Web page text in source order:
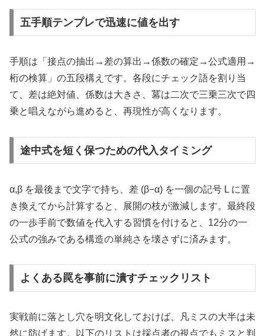
五手順テンプレで迅速に値を出す
手順は「接点の抽出→差の算出→係数の確定→公式適用→
桁の検算」の五段構えです。各段にチェック語を割り当
て、差は絶対値、係数は大きさ、冪は二次で三乗三次で四
乗と唱えながら進めると、再現性が高くなります。
途中式を短く保つための代入タイミング
α,β を最後まで文字で持ち、差 (β−α) を一個の記号 L に置
き換えてから計算すると、展開の枝が激減します。最終段
の一歩手前で数値を代入する習慣を付けると、12分の一
公式の強みである構造の単純さを壊さずに済みます。
よくある罠を事前に潰すチェックリスト
実戦前に落とし穴を明文化しておけば、凡ミスの大半は未
然に防げます。以下のリストは採点者の視点でもミスと判